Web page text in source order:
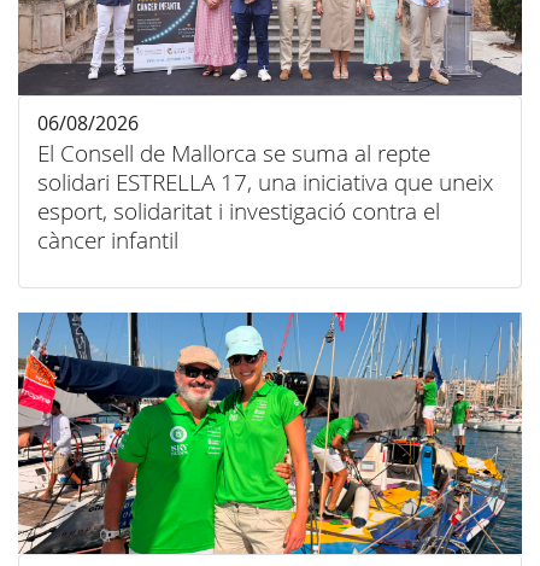
El Consell de Mallorca se suma al repte
solidari ESTRELLA 17, una iniciativa que uneix
esport, solidaritat i investigació contra el
càncer infantil
06/08/2026